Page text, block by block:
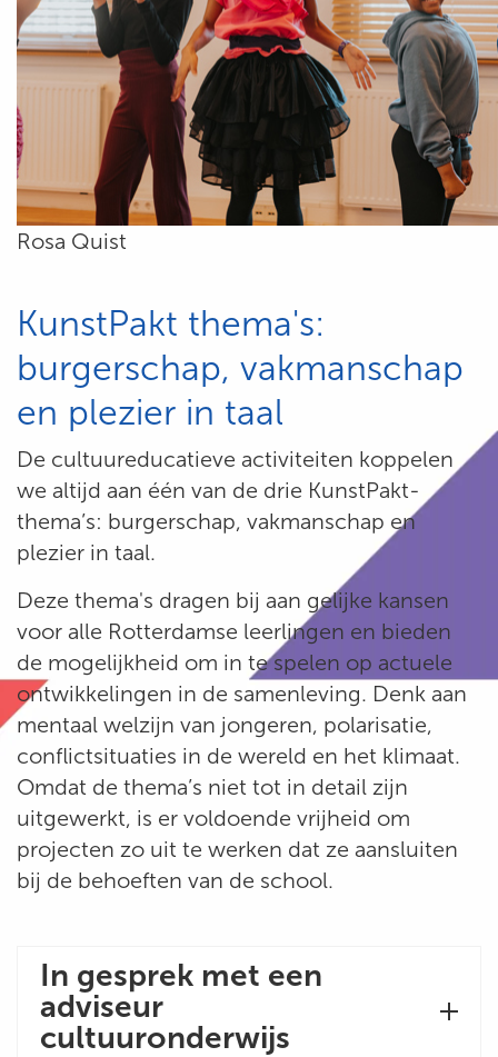
Rosa Quist
KunstPakt thema's:
burgerschap, vakmanschap
en plezier in taal
De cultuureducatieve activiteiten koppelen
we altijd aan één van de drie KunstPakt-
thema’s: burgerschap, vakmanschap en
plezier in taal.
Deze thema's dragen bij aan gelijke kansen
voor alle Rotterdamse leerlingen en bieden
de mogelijkheid om in te spelen op actuele
ontwikkelingen in de samenleving. Denk aan
mentaal welzijn van jongeren, polarisatie,
conflictsituaties in de wereld en het klimaat.
Omdat de thema’s niet tot in detail zijn
uitgewerkt, is er voldoende vrijheid om
projecten zo uit te werken dat ze aansluiten
bij de behoeften van de school.
In gesprek met een
adviseur
cultuuronderwijs